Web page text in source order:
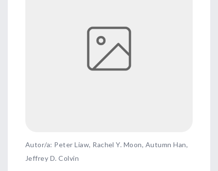
Autor/a: Peter Liaw, Rachel Y. Moon, Autumn Han,
Jeffrey D. Colvin